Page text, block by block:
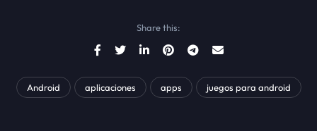
Share this:
Android aplicaciones apps juegos para android